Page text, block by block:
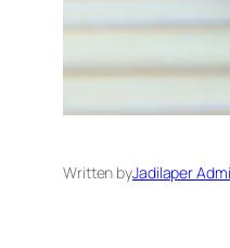
Written byJadilaper